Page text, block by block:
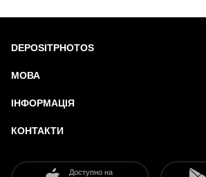
DEPOSITPHOTOS
МОВА
ІНФОРМАЦІЯ
Доступно на
КОНТАКТИ